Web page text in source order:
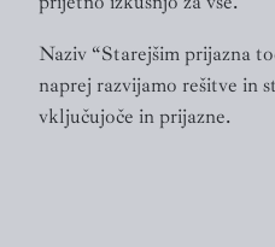
Naziv “Starejšim prijazna
naprej razvijamo rešitve in
vključujoče in prijazne.